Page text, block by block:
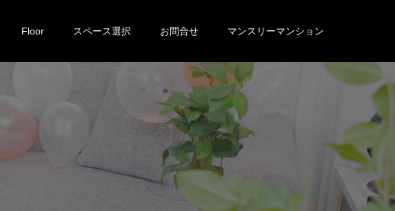
Floor スペース選択 お問合せ マンスリーマンション